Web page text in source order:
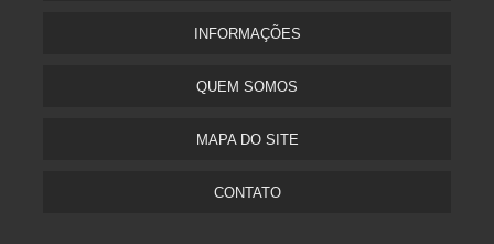
INFORMAÇÕES
QUEM SOMOS
MAPA DO SITE
CONTATO